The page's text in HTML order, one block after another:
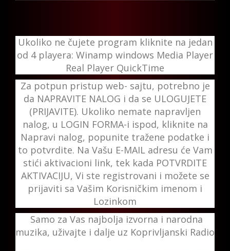
Ukoliko ne čujete program kliknite na jedan
od 4 playera: Winamp windows Media Player
Real Player QuickTime
Za potpun pristup web- sajtu, potrebno je
da NAPRAVITE NALOG i da se ULOGUJETE
(PRIJAVITE). Ukoliko nemate napravljen
nalog, u LOGIN FORMA-i ispod, kliknite na
Napravi nalog, popunite tražene podatke i
to potvrdite. Na Vašu E-MAIL adresu će Vam
stići aktivacioni link, tek kada POTVRDITE
AKTIVACIJU, Vi ste registrovani i možete se
prijaviti sa Vašim Korisničkim imenom i
Lozinkom
Samo za Vas najbolja izvorna i narodna
muzika, uživajte i dalje uz Koprivljanski Radio